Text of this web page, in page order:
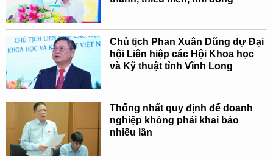
Chủ tịch Phan Xuân Dũng dự Đại
hội Liên hiệp các Hội Khoa học
và Kỹ thuật tỉnh Vĩnh Long
Thống nhất quy định để doanh
nghiệp không phải khai báo
nhiều lần